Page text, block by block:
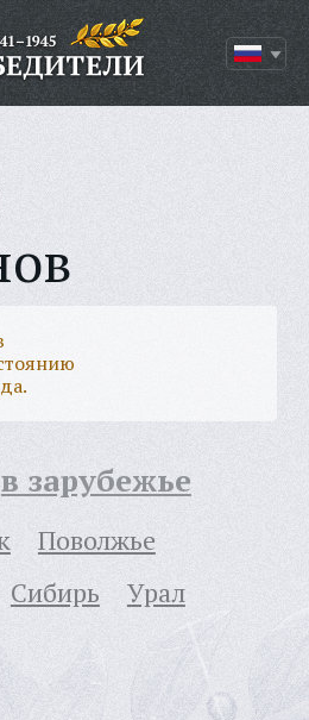
в зарубежье
Поволжье
Сибирь
Урал